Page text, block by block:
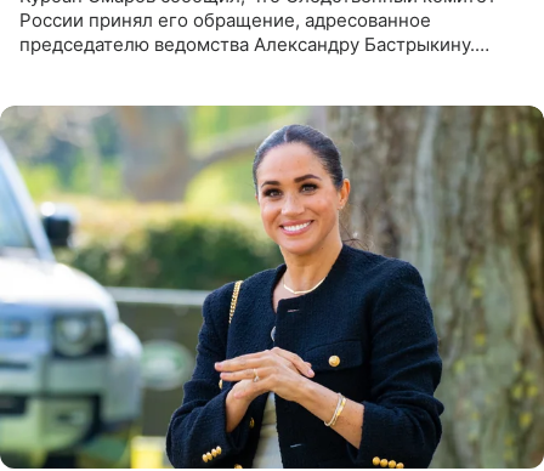
России принял его обращение, адресованное
председателю ведомства Александру Бастрыкину.